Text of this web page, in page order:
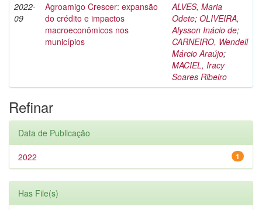
2022-
09
Agroamigo Crescer: expansão
do crédito e impactos
macroeconômicos nos
municípios
ALVES, Maria
Odete; OLIVEIRA,
Alysson Inácio de;
CARNEIRO, Wendell
Márcio Araújo;
MACIEL, Iracy
Soares Ribeiro
Refinar
Data de Publicação
1
2022
Has File(s)